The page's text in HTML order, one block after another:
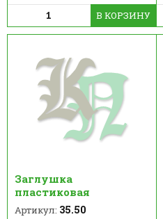
В КОРЗИНУ
Заглушка
пластиковая
Артикул: 35.50